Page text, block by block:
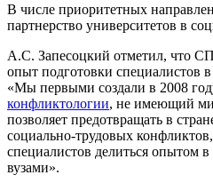
В числе приоритетных
партнерство университетов в
А.С. Запесоцкий отметил, что
опыт подготовки специалистов
«Мы первыми создали в 2008
конфликтологии, не имеющий
позволяет предотвращать в
социально-трудовых
специалистов делиться опытом
вузами».